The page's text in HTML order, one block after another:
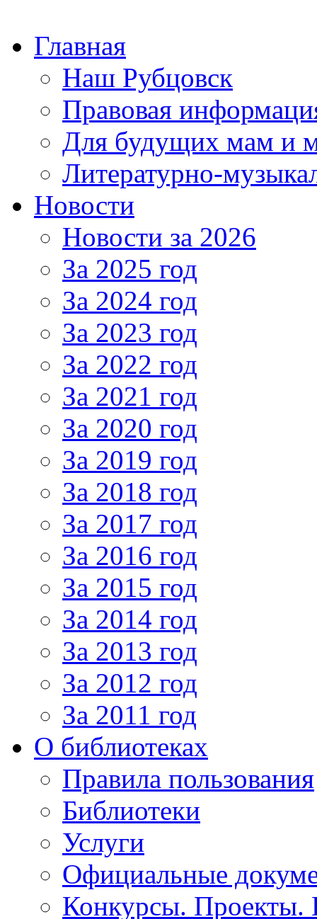
Главная
Наш Рубцовск
Правовая
Для будущих мам и
Литературно-
Новости
Новости за 2026
За 2025 год
За 2024 год
За 2023 год
За 2022 год
За 2021 год
За 2020 год
За 2019 год
За 2018 год
За 2017 год
За 2016 год
За 2015 год
За 2014 год
За 2013 год
За 2012 год
За 2011 год
О библиотеках
Правила пользования
Библиотеки
Услуги
Официальные
Конкурсы.